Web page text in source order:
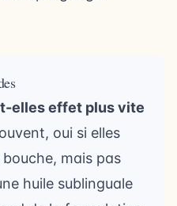
elles effet plus vite
oui si elles
mais pas
huile sublinguale